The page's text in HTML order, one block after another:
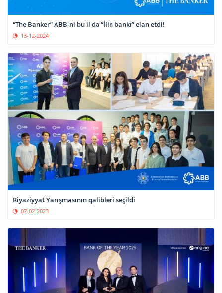
“The Banker” ABB-ni bu il də “İlin bankı” elan etdi!
13-12-2024
Riyaziyyat Yarışmasının qalibləri seçildi
07-02-2023